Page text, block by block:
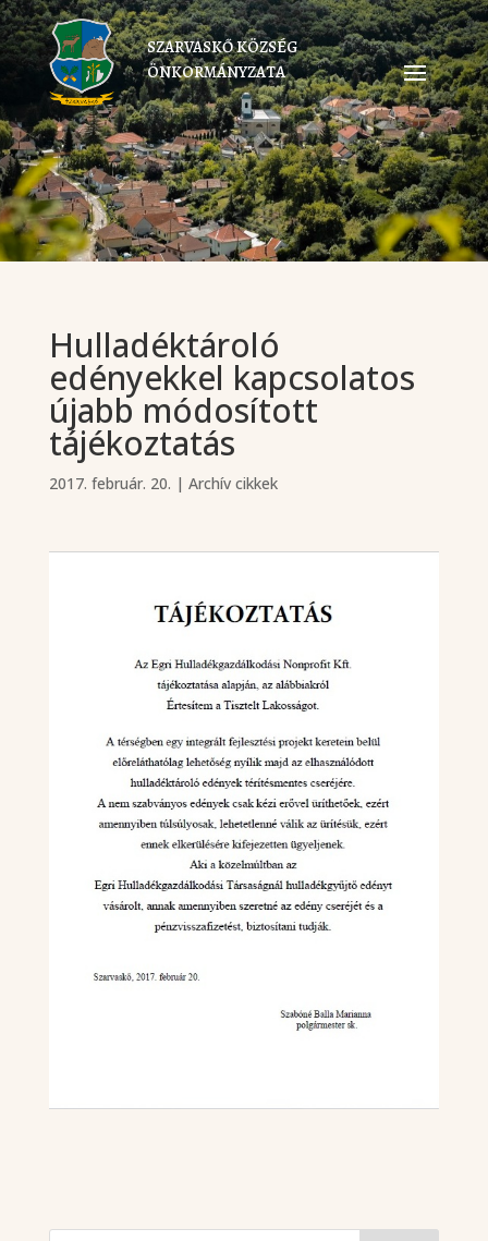
SZARVASKŐ KÖZSÉG
ÖNKORMÁNYZATA
Hulladéktároló
edényekkel kapcsolatos
újabb módosított
tájékoztatás
2017. február. 20. | Archív cikkek